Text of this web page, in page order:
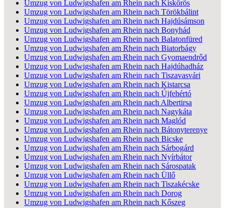
Umzug von Ludwigshafen am Rhein nach Kiskőrös
Umzug von Ludwigshafen am Rhein nach Törökbálint
Umzug von Ludwigshafen am Rhein nach Hajdúsámson
Umzug von Ludwigshafen am Rhein nach Bonyhád
Umzug von Ludwigshafen am Rhein nach Balatonfüred
Umzug von Ludwigshafen am Rhein nach Biatorbágy
Umzug von Ludwigshafen am Rhein nach Gyomaendrőd
Umzug von Ludwigshafen am Rhein nach Hajdúhadház
Umzug von Ludwigshafen am Rhein nach Tiszavasvári
Umzug von Ludwigshafen am Rhein nach Kistarcsa
Umzug von Ludwigshafen am Rhein nach Újfehértó
Umzug von Ludwigshafen am Rhein nach Albertirsa
Umzug von Ludwigshafen am Rhein nach Nagykáta
Umzug von Ludwigshafen am Rhein nach Maglód
Umzug von Ludwigshafen am Rhein nach Bátonyterenye
Umzug von Ludwigshafen am Rhein nach Bicske
Umzug von Ludwigshafen am Rhein nach Sárbogárd
Umzug von Ludwigshafen am Rhein nach Nyírbátor
Umzug von Ludwigshafen am Rhein nach Sárospatak
Umzug von Ludwigshafen am Rhein nach Üllő
Umzug von Ludwigshafen am Rhein nach Tiszakécske
Umzug von Ludwigshafen am Rhein nach Dorog
Umzug von Ludwigshafen am Rhein nach Kőszeg